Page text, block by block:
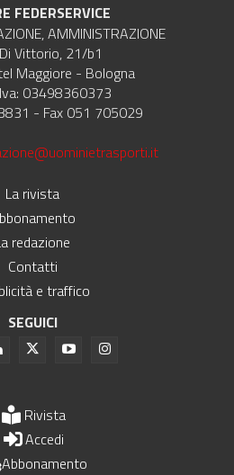
FEDERSERVICE
AMMINISTRAZIONE
Vittorio, 21/b1
Maggiore - Bologna
03498360373
- Fax 051 705029
La rivista
redazione
Contatti
e traffico
SEGUICI
Rivista
Accedi
Abbonamento